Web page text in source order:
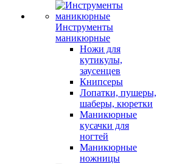
Инструменты
маникюрные
Ножи для
кутикулы,
заусенцев
Книпсеры
Лопатки, пушеры,
шаберы, кюретки
Маникюрные
кусачки для
ногтей
Маникюрные
ножницы